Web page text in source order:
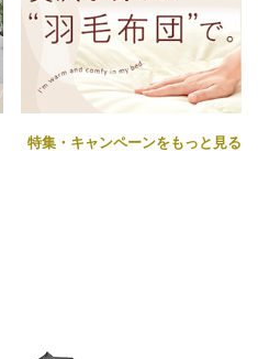
特集・キャンペーンをもっと見る